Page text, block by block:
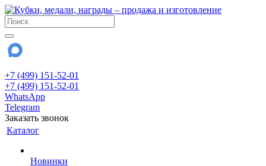
+7 (499) 151-52-01
+7 (499) 151-52-01
WhatsApp
Telegram
Заказать звонок
Каталог
Новинки